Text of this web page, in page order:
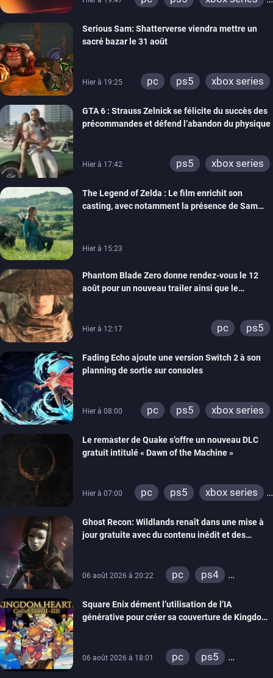
xbox one
switch 2
Serious Sam: Shatterverse viendra mettre un
sacré bazar le 31 août
Hier à 19:25 pc ps5 xbox series
GTA 6 : Strauss Zelnick se félicite du succès des
précommandes et défend l’abandon du physique
Hier à 17:42 ps5 xbox series
The Legend of Zelda : Le film enrichit son
casting, avec notamment la présence de Sam
Hier à 15:23
Phantom Blade Zero donne rendez-vous le 12
août pour un nouveau trailer ainsi que le
Hier à 12:17 pc ps5
Fading Echo ajoute une version Switch 2 à son
planning de sortie sur consoles
Hier à 08:00 pc ps5 xbox series
Le remaster de Quake s’offre un nouveau DLC
gratuit intitulé « Dawn of the Machine »
Hier à 07:00 pc ps5
xbox series
xbox one
nintendo 64
Ghost Recon: Wildlands renaît dans une mise à
jour gratuite avec du contenu inédit et des
06 août 2026 à 20:22 pc
ps4
Square Enix dément l’utilisation de l’IA
générative pour créer sa couverture de Kingdom
06 août 2026 à 18:01 pc
ps5